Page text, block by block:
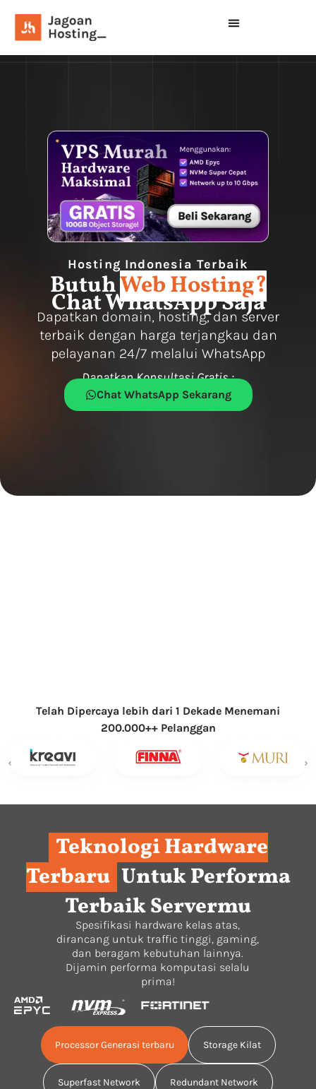
Hosting Indonesia Terbaik
ButuhWeb Hosting?
Chat WhatsApp Saja
Dapatkan domain, hosting, dan server
terbaik dengan harga terjangkau dan
pelayanan 24/7 melalui WhatsApp
Dapatkan Konsultasi Gratis :
Chat WhatsApp Sekarang
Pelayanan
Berdasarkan data respon chat
Telah Dipercaya lebih dari 1 Dekade Menemani
200.000++ Pelanggan
Teknologi Hardware
Terbaru Untuk Performa
Terbaik Servermu
Spesifikasi hardware kelas atas,
dirancang untuk traffic tinggi, gaming,
dan beragam kebutuhan lainnya.
Dijamin performa komputasi selalu
prima!
Processor Generasi terbaru Storage Kilat
Superfast Network Redundant Network